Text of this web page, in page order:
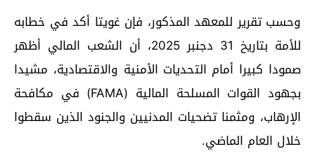
وحسب تقرير للمعهد المذكور، فإن غويتا أكد في خطابه
للأمة بتاريخ 31 دجنبر 2025، أن الشعب المالي أظهر
صمودا كبيرا أمام التحديات الأمنية والاقتصادية، مشيدا
بجهود القوات المسلحة المالية (FAMA) في مكافحة
الإرهاب، ومثمنا تضحيات المدنيين والجنود الذين سقطوا
خلال العام الماضي.